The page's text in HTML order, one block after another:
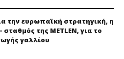
την ευρωπαϊκή στρατηγική, η
της METLEN, για το
γαλλίου